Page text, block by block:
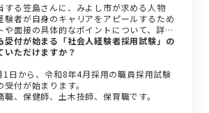
する笠島さんに、みよし市が求める人物
験者が自身のキャリアをアピールするため
や面接の具体的なポイントについて、詳し
。
受付が始まる「社会人経験者採用試験」の
いただけますか？
日から、令和8年4月採用の職員採用試験
受付が始まります。
、保健師、土木技師、保育職です。